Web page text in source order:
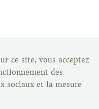
Une fois votre article
rétractation légal de 14
retrouver tous nos
Les Malletiers, sur
ce site, vous acceptez
des
sociaux et la mesure